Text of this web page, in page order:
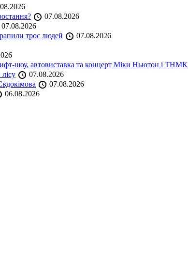
07.08.2026
07.08.2026
троє людей
07.08.2026
шоу, автовиставка та концерт Міки Ньютон і ТНМК
07.08.2026
07.08.2026
06.08.2026